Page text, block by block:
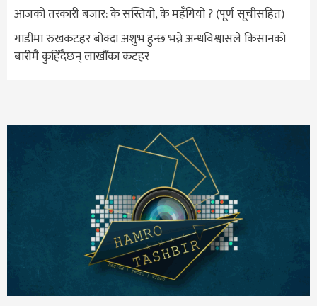
आजको तरकारी बजार: के सस्तियो, के महँगियो ? (पूर्ण सूचीसहित)
गाडीमा रुखकटहर बोक्दा अशुभ हुन्छ भन्ने अन्धविश्वासले किसानको
बारीमै कुहिँदैछन् लाखौँका कटहर